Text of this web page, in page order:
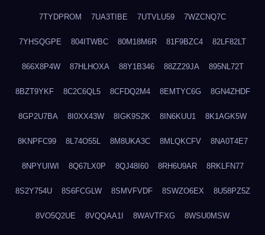
7TYDPROM 7UA3TIBE 7UTVLU59 7WZCNQ7C
7YHSQGPE 804ITWBC 80M18M6R 81F9BZC4 82LF82LT
866X8P4W 87HLHOXA 88Y1B346 88ZZ29JA 895NL72T
8BZT9YKF 8C2C6QL5 8CFDQ2M4 8EMTYC6G 8GN4ZHDF
8GP2U7BA 8I0XX43W 8IGK9S2K 8IN6KUU1 8K1AGK5W
8KNPFC99 8L74O55L 8M8UKA3C 8MLQKCFV 8NA0T4E7
8NPYUIWI 8Q67LX0P 8QJ48I60 8RH6U9AR 8RKLFN77
8S2Y754U 8S6FCGLW 8SMVFVDF 8SWZO6EX 8U58PZ5Z
8VO5Q2UE 8VQQAA1I 8WAVTFXG 8WSU0MSW